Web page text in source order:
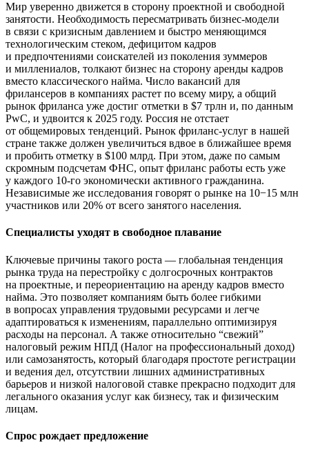
Мир уверенно движется в сторону проектной и свободной
занятости. Необходимость пересматривать бизнес-модели
в связи с кризисным давлением и быстро меняющимся
технологическим стеком, дефицитом кадров
и предпочтениями соискателей из поколения зуммеров
и миллениалов, толкают бизнес на сторону аренды кадров
вместо классического найма. Число вакансий для
фрилансеров в компаниях растет по всему миру, а общий
рынок фриланса уже достиг отметки в $7 трлн и, по данным
PwC, и удвоится к 2025 году. Россия не отстает
от общемировых тенденций. Рынок фриланс-услуг в нашей
стране также должен увеличиться вдвое в ближайшее время
и пробить отметку в $100 млрд. При этом, даже по самым
скромным подсчетам ФНС, опыт фриланс работы есть уже
у каждого 10-го экономически активного гражданина.
Независимые же исследования говорят о рынке на 10−15 млн
участников или 20% от всего занятого населения.
Специалисты уходят в свободное плавание
Ключевые причины такого роста — глобальная тенденция
рынка труда на перестройку с долгосрочных контрактов
на проектные, и переориентацию на аренду кадров вместо
найма. Это позволяет компаниям быть более гибкими
в вопросах управления трудовыми ресурсами и легче
адаптироваться к изменениям, параллельно оптимизируя
расходы на персонал. А также относительно “свежий”
налоговый режим НПД (Налог на профессиональный доход)
или самозанятость, который благодаря простоте регистрации
и ведения дел, отсутствии лишних административных
барьеров и низкой налоговой ставке прекрасно подходит для
легального оказания услуг как бизнесу, так и физическим
лицам.
Спрос рождает предложение